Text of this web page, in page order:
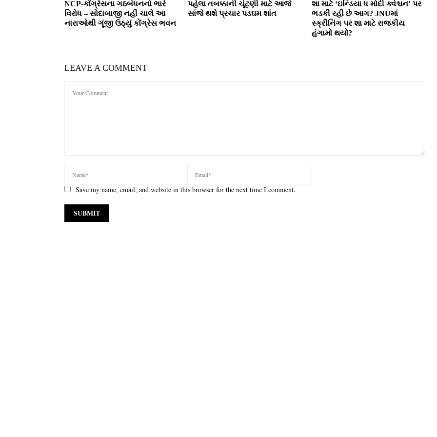
NCP-કોંગ્રેસના ગઠબંધનનો ભારે
વિરોધ – સોદાબાજી નહીં ચાલે આ
નારાઓથી ગૂંજી ઉઠ્યું કોંગ્રેસ ભવન
પહેલા તબક્કાની ચૂંટણી માટે આજે
સાંજે થશે પ્રચાર પડઘમ શાંત
શા માટે ‘ઇન્ડિયા ધ મોદી ક્વેશ્ચન’ પર
ભડકી રહી છે આગ? JNUમાં
સ્ક્રીનિંગ પર શા માટે રાજકીય
હંગામો થયો?
LEAVE A COMMENT
Save my name, email, and website in this browser for the next time I comment.